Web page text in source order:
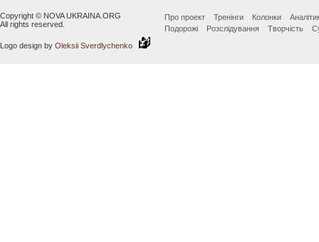
Copyright © NOVA UKRAINA.ORG
All rights reserved.
Logo design by Oleksii Sverdlychenko
Про проект Тренінги Колонки
Подорожі
Розслідування Творчість